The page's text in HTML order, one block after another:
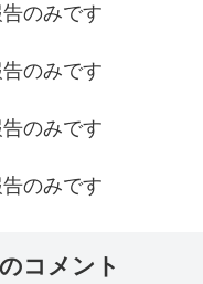
のみです
のみです
のみです
のみです
コメント